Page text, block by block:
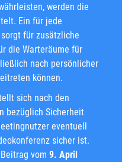
werden die
Ein für jede
für zusätzliche
die Warteräume für
nach persönlicher
können.
sich nach den
bezüglich Sicherheit
eventuell
sicher ist.
vom 9. April